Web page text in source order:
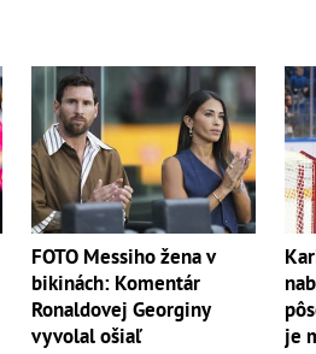
FOTO Messiho žena v
bikinách: Komentár
Ronaldovej Georginy
vyvolal ošiaľ
je